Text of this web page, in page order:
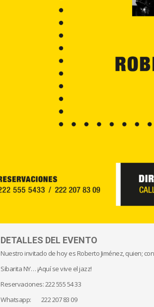
DETALLES DEL EVENTO
Nuestro invitado de hoy es Roberto Jiménez, quien;
Sibarita NY… ¡Aquí se vive el jazz!
Reservaciones: 222 555 54 33
Whatsapp: 222 207 83 09